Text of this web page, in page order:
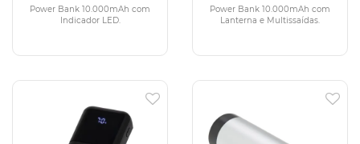
Power Bank 10.000mAh com
Indicador LED.
Multissaídas
Power Bank 10.000mAh com
Lanterna e Multissaídas.